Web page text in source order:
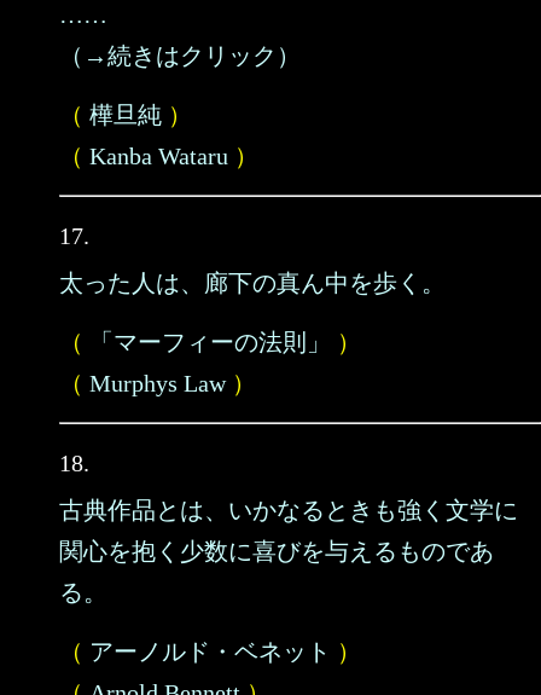
……
（→続きはクリック）
（ 樺旦純 ）
（ Kanba Wataru ）
17.
太った人は、廊下の真ん中を歩く。
（ 「マーフィーの法則」
）
（ Murphys Law）
18.
古典作品とは、いかなるときも強く文学に
関心を抱く少数に喜びを与えるものであ
る。
（ アーノルド・ベネット ）